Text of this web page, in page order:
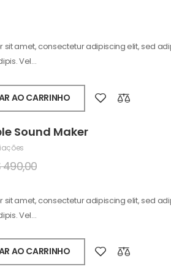
sit amet, consectetur adipiscing elit, sed
Vel…
AO CARRINHO
Sound Maker
490,00
sit amet, consectetur adipiscing elit, sed
Vel…
AO CARRINHO